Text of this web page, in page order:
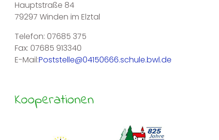
Hauptstraße 84
79297 Winden im Elztal
Telefon: 07685 375
Fax: 07685 913340
E-Mail:Poststelle@04150666.schule.bwl.de
Kooperationen